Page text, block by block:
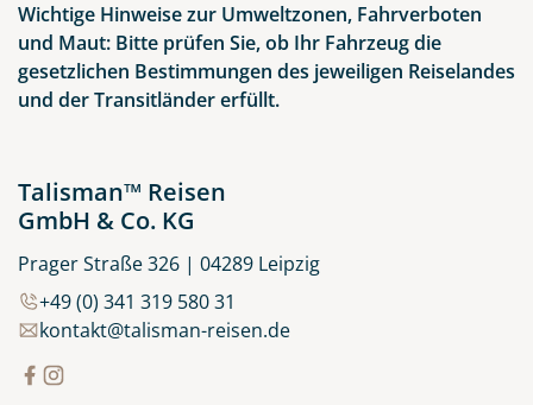
Wichtige Hinweise zur Umweltzonen, Fahrverboten
und Maut: Bitte prüfen Sie, ob Ihr Fahrzeug die
gesetzlichen Bestimmungen des jeweiligen Reiselandes
und der Transitländer erfüllt.
Talisman™ Reisen
GmbH & Co. KG
Prager Straße 326 | 04289 Leipzig
+49 (0) 341 319 580 31
kontakt@talisman-reisen.de